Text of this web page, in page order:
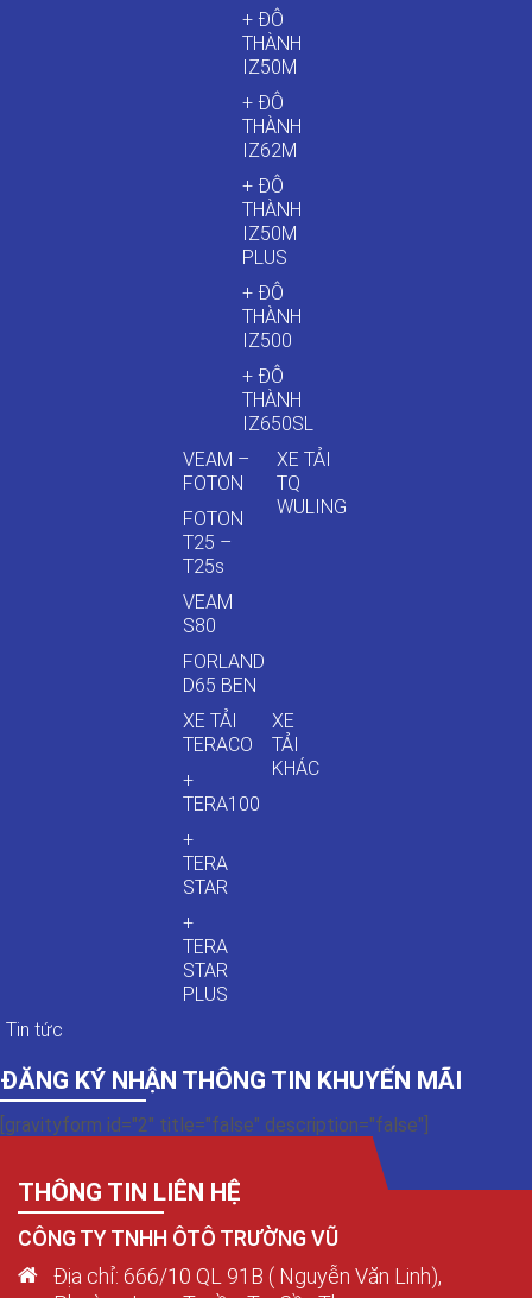
+ ĐÔ
THÀNH
IZ50M
+ ĐÔ
THÀNH
IZ62M
+ ĐÔ
THÀNH
IZ50M
PLUS
+ ĐÔ
THÀNH
IZ500
+ ĐÔ
THÀNH
IZ650SL
VEAM –
FOTON
FOTON
T25 –
T25s
VEAM
S80
FORLAND
D65 BEN
XE TẢI
TQ
WULING
XE TẢI
TERACO
+
TERA100
+
TERA
STAR
+
TERA
STAR
PLUS
XE
TẢI
KHÁC
Tin tức
ĐĂNG KÝ NHẬN THÔNG TIN KHUYẾN MÃI
[gravityform id="2" title="false" description="false"]
THÔNG TIN LIÊN HỆ
CÔNG TY TNHH ÔTÔ TRƯỜNG VŨ
Địa chỉ: 666/10 QL 91B ( Nguyễn Văn Linh),